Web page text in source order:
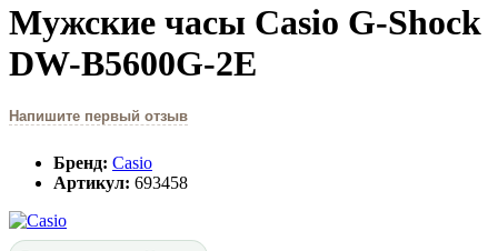
Мужские часы Casio G-Shock
DW-B5600G-2E
Напишите первый отзыв
Бренд: Casio
Артикул: 693458